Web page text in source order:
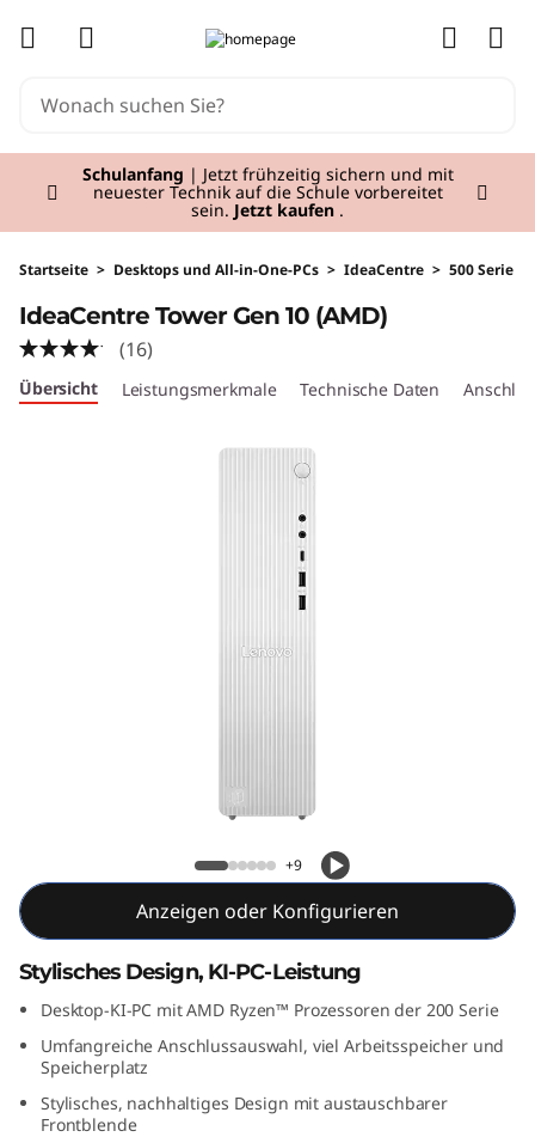
C
e
n
n
1
0
8
zum Hauptinhalt springen
Schulanfang | Jetzt frühzeitig sichern und mit
neuester Technik auf die Schule vorbereitet
sein. Jetzt kaufen .
Currently displaying item 1 of 3
Startseite > Desktops und All-in-One-PCs > IdeaCentre > 500 Serie
IdeaCentre Tower Gen 10 (AMD)
IdeaCentre Tower Gen 10 (AMD)
(16)
Übersicht Leistungsmerkmale Technische Daten
+9
Anzeigen oder Konfigurieren
Stylisches Design, KI-PC-Leistung
Desktop-KI-PC mit AMD Ryzen™ Prozessoren der 200 Serie
Umfangreiche Anschlussauswahl, viel Arbeitsspeicher und
Speicherplatz
Stylisches, nachhaltiges Design mit austauschbarer
Frontblende